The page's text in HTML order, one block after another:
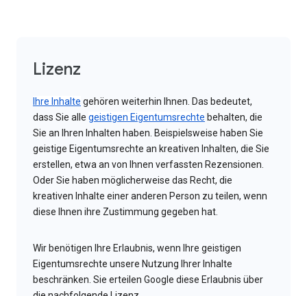
Lizenz
Ihre Inhalte gehören weiterhin Ihnen. Das bedeutet,
dass Sie alle geistigen Eigentumsrechte behalten, die
Sie an Ihren Inhalten haben. Beispielsweise haben Sie
geistige Eigentumsrechte an kreativen Inhalten, die Sie
erstellen, etwa an von Ihnen verfassten Rezensionen.
Oder Sie haben möglicherweise das Recht, die
kreativen Inhalte einer anderen Person zu teilen, wenn
diese Ihnen ihre Zustimmung gegeben hat.
Wir benötigen Ihre Erlaubnis, wenn Ihre geistigen
Eigentumsrechte unsere Nutzung Ihrer Inhalte
beschränken. Sie erteilen Google diese Erlaubnis über